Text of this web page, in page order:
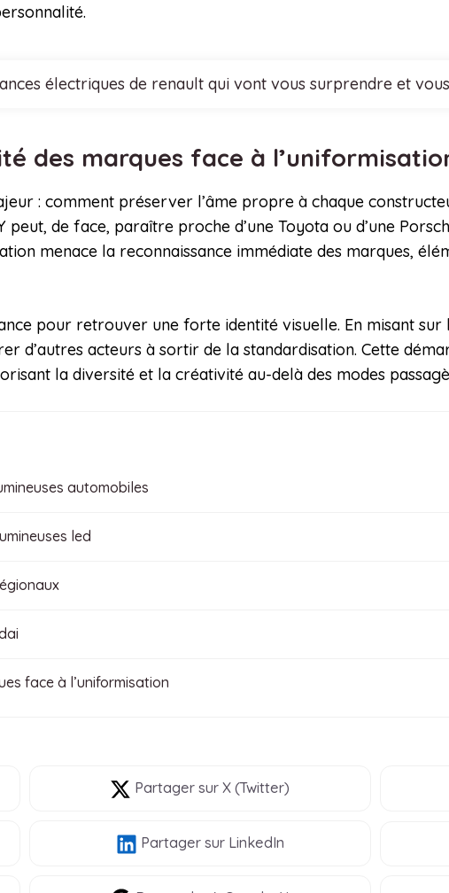
électriques de renault qui vont vous surprendre et
des marques face à
: comment préserver l’âme propre à chaque
peut, de face, paraître proche d’une Toyota ou d’une
menace la reconnaissance immédiate des marques,
pour retrouver une forte identité visuelle. En misant sur
d’autres acteurs à sortir de la standardisation. Cette
la diversité et la créativité au-delà des modes
automobiles
led
face à l’uniformisation
Partager sur X (Twitter)
Partagersur LinkedIn